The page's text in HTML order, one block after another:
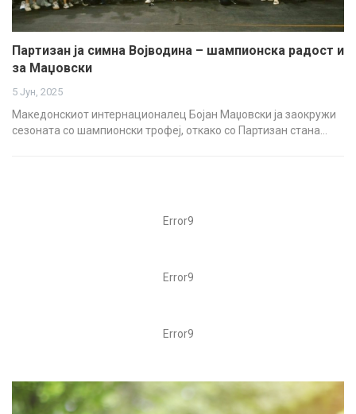
Партизан ја симна Војводина – шампионска радост и
за Маџовски
5 Јун, 2025
Македонскиот интернационалец Бојан Маџовски ја заокружи
сезоната со шампионски трофеј, откако со Партизан стана…
Error9
Error9
Error9